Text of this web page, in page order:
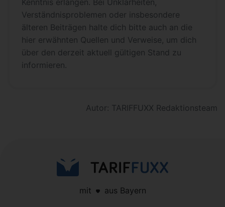
Verständnisproblemen oder insbesondere
älteren Beiträgen halte dich bitte auch an die
hier erwähnten Quellen und Verweise, um dich
über den derzeit aktuell gültigen Stand zu
informieren.
Autor: TARIFFUXX Redaktionsteam
mit aus Bayern